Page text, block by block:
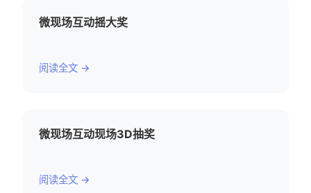
微现场互动摇大奖
阅读全文 →
微现场互动现场3D抽奖
阅读全文 →